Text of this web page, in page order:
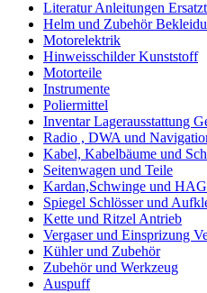
Literatur Anleitungen
Helm und Zubehör
Motorelektrik
Hinweisschilder Kunststoff
Motorteile
Instrumente
Poliermittel
Inventar Lagerausstattung
Radio , DWA und
Kabel, Kabelbäume und
Seitenwagen und Teile
Kardan,Schwinge und HAG
Spiegel Schlösser und
Kette und Ritzel Antrieb
Vergaser und Einsprizung
Kühler und Zubehör
Zubehör und Werkzeug
Auspuff